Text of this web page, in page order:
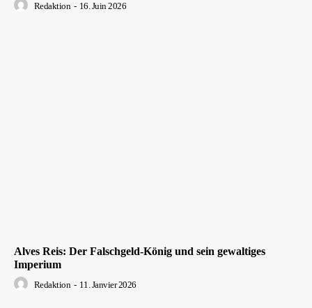
Redaktion - 16. Juin 2026
Alves Reis: Der Falschgeld-König und sein gewaltiges
Imperium
Redaktion - 11. Janvier 2026